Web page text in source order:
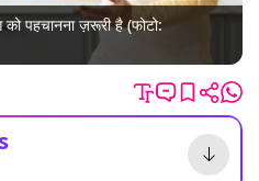
पहचानना ज़रूरी है (फोटो: